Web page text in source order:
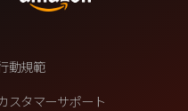
動規範
スタマーサポート